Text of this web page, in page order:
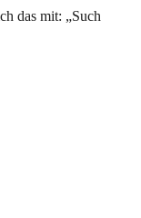
das mit: „Such